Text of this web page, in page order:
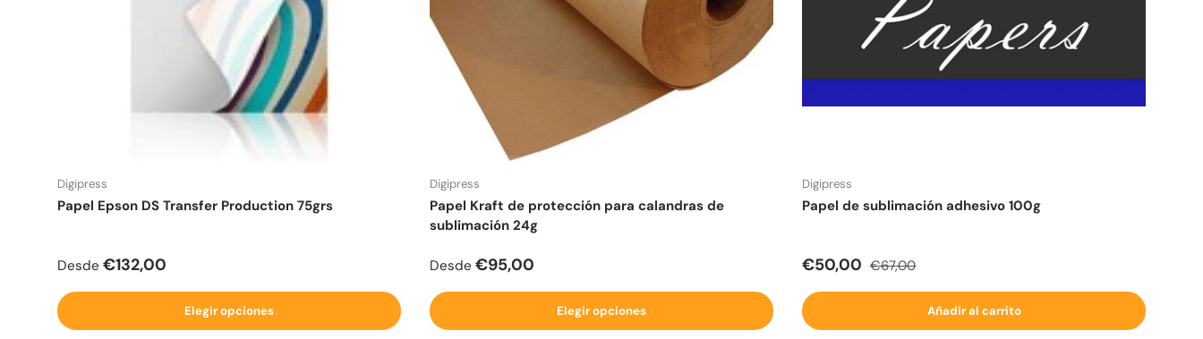
Digipress
Papel Epson DS Transfer Production 75grs
Precio normal
Desde €132,00
Elegir opciones
Digipress
Papel Kraft de protección para calandras de
sublimación 24g
Precio normal
Desde €95,00
Elegir opciones
Digipress
Papel de sublimación adhesivo 100g
Precio de venta
€50,00 Precio normal
€67,00
Añadir al carrito